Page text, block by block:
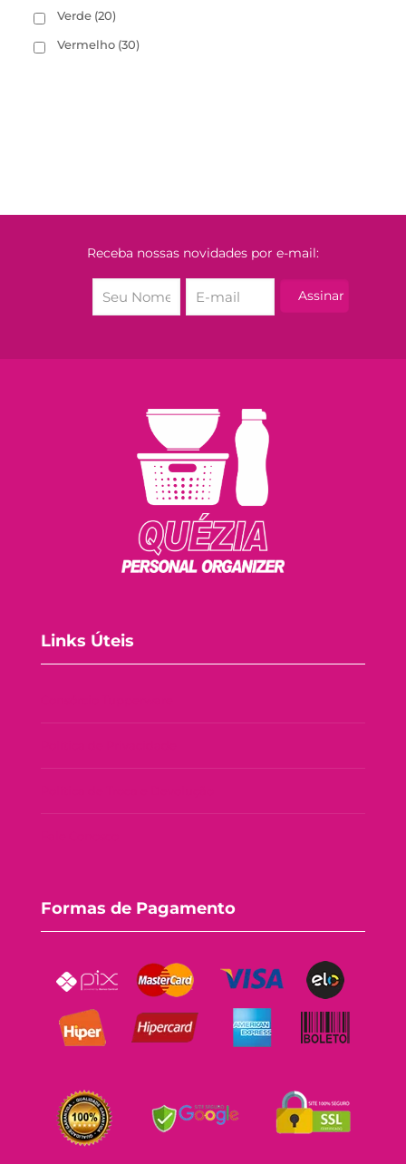
Verde (20)
Vermelho (30)
Receba nossas novidades por e-mail:
Links Úteis
Formas de Pagamento